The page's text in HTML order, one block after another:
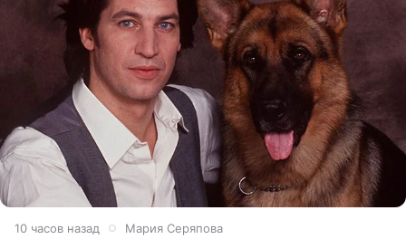
10 часов назад Мария Серяпова